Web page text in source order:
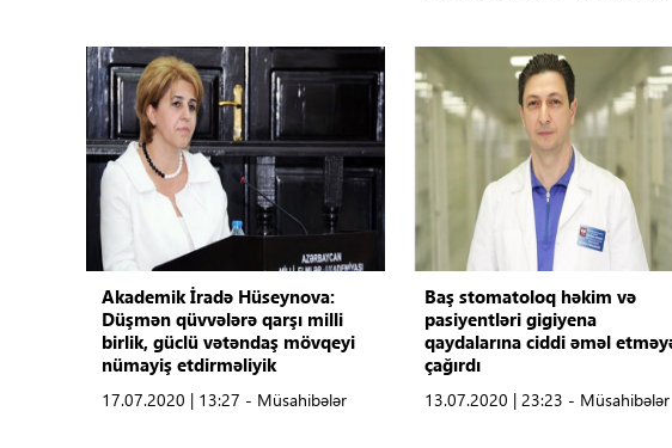
Akademik İradə Hüseynova:
Düşmən qüvvələrə qarşı milli
birlik, güclü vətəndaş mövqeyi
nümayiş etdirməliyik
17.07.2020 | 13:27 - Müsahibələr
Baş stomatoloq həkim və
pasiyentləri gigiyena
qaydalarına ciddi əməl
çağırdı
13.07.2020 | 23:23 - Müsahibələr